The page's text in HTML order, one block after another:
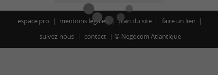
espace pro mentions légales plan du site
faire un lien
suivez-nous
contact © Negocom Atlantique